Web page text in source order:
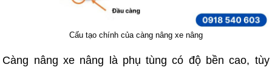
Cấu tạo chính của càng nâng xe nâng
Càng nâng xe nâng là phụ tùng có độ bền cao, tùy